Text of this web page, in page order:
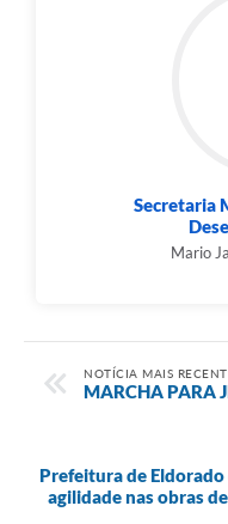
Secretaria
Mario
NOTÍCIA MAIS
MARCHA PARA
Prefeitura de
agilidade nas obras